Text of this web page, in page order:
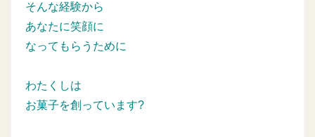
そんな経験から
あなたに笑顔に
なってもらうために
わたくしは
お菓子を創っています?